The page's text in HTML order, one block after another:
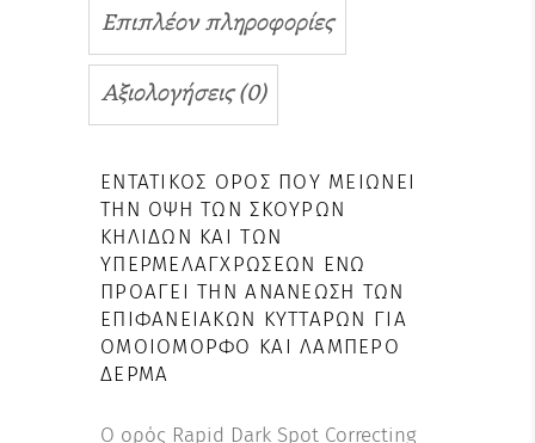
Επιπλέον πληροφορίες
Αξιολογήσεις (0)
ΕΝΤΑΤΙΚΌΣ ΟΡΌΣ ΠΟΥ ΜΕΙΏΝΕΙ
ΤΗΝ ΌΨΗ ΤΩΝ ΣΚΟΎΡΩΝ
ΚΗΛΊΔΩΝ ΚΑΙ ΤΩΝ
ΥΠΕΡΜΕΛΑΓΧΡΏΣΕΩΝ ΕΝΏ
ΠΡΟΆΓΕΙ ΤΗΝ ΑΝΑΝΈΩΣΗ ΤΩΝ
ΕΠΙΦΑΝΕΙΑΚΏΝ ΚΥΤΤΆΡΩΝ ΓΙΑ
ΟΜΟΙΌΜΟΡΦΟ ΚΑΙ ΛΑΜΠΕΡΌ
ΔΈΡΜΑ
Ο ορός Rapid Dark Spot Correcting